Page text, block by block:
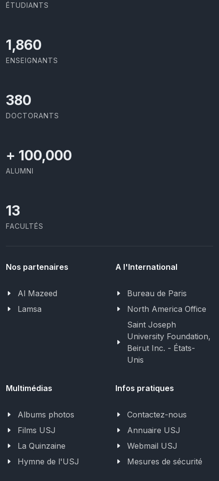
ÉTUDIANTS
2,029
ENSEIGNANTS
414
DOCTORANTS
+ 100,000
ALUMNI
13
FACULTÉS
Nos partenaires
Al Mazeed
Lamsa
A l'International
Bureau de Paris
North America Office
Saint Joseph
University Foundation,
Beirut Inc. - États-
Unis
Multimédias
Albums photos
Films USJ
La Quinzaine
Hymne de l'USJ
Infos pratiques
Contactez-nous
Annuaire USJ
Webmail USJ
Mesures de sécurité